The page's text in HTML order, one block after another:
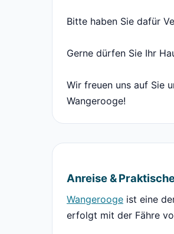
Bitte haben Sie dafür
Gerne dürfen Sie Ihr
Wir freuen uns auf Sie
Wangerooge!
Anreise &
Wangerooge ist eine
erfolgt mit der Fähre